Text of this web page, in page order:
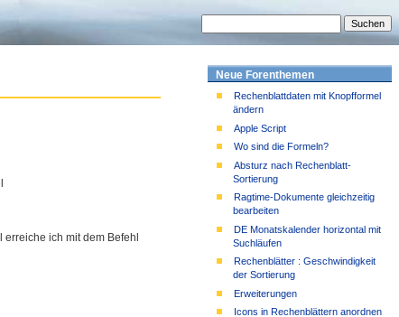
ich mit dem Befehl
Neue Forenthemen
Rechenblattdaten mit Knopfformel
ändern
Apple Script
Wo sind die Formeln?
Absturz nach Rechenblatt-
Sortierung
Ragtime-Dokumente gleichzeitig
bearbeiten
DE Monatskalender horizontal mit
Suchläufen
Rechenblätter : Geschwindigkeit
der Sortierung
Erweiterungen
Icons in Rechenblättern anordnen